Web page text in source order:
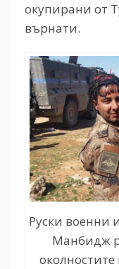
окупирани от
върнати.
Руски военни
Манбидж